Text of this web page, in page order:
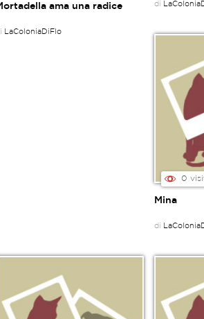
ama una radice
LaColoniaDiFlo
di
0
Mina
di